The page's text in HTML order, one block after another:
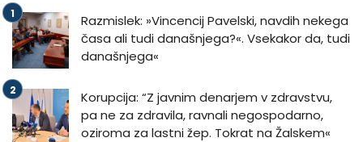
Razmislek: »Vincencij Pavelski, navdih nekega
časa ali tudi današnjega?«. Vsekakor da, tudi
današnjega«
Korupcija: “Z javnim denarjem v zdravstvu,
pa ne za zdravila, ravnali negospodarno,
oziroma za lastni žep. Tokrat na Žalskem«